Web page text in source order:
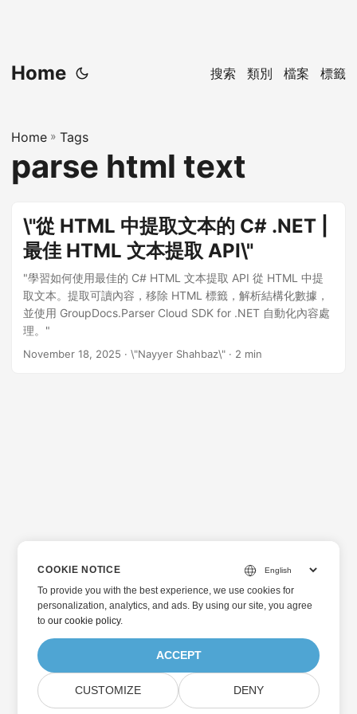
Home 搜索 類別 檔案 標籤
Home » Tags
parse html text
\"從 HTML 中提取文本的 C# .NET |
最佳 HTML 文本提取 API\"
"學習如何使用最佳的 C# HTML 文本提取 API 從 HTML 中提
取文本。提取可讀內容，移除 HTML 標籤，解析結構化數據，
並使用 GroupDocs.Parser Cloud SDK for .NET 自動化內容處
理。"
November 18, 2025 · \"Nayyer Shahbaz\" · 2 min
COOKIE NOTICE
To provide you with the best experience, we use cookies for
personalization, analytics, and ads. By using our site, you agree
toour cookie policy.
ACCEPT
CUSTOMIZE DENY